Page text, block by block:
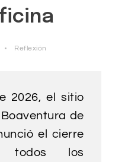
Reflexión
2026, el sitio
de
el cierre
todos los